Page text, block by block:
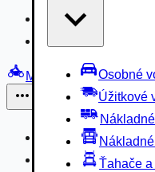
Osobné
Úžitkové
Ťahače
Nákladné
Motocykle
Náhradné diely
Autobusy